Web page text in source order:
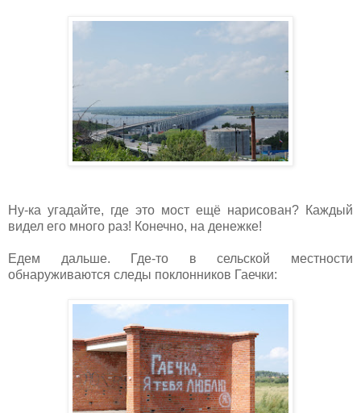
Ну-ка угадайте, где это мост ещё нарисован? Каждый
видел его много раз! Конечно, на денежке!
Едем дальше. Где-то в сельской местности
обнаруживаются следы поклонников Гаечки: